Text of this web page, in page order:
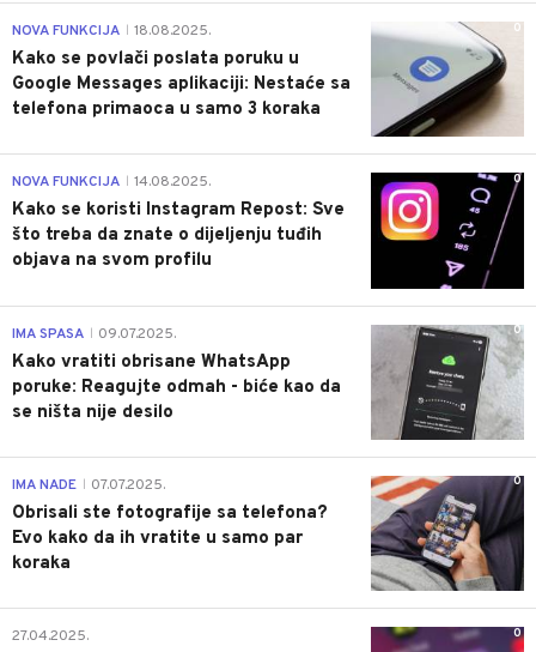
0
NOVA FUNKCIJA 18.08.2025.
Kako se povlači poslata poruku u
Google Messages aplikaciji: Nestaće sa
telefona primaoca u samo 3 koraka
0
NOVA FUNKCIJA 14.08.2025.
Kako se koristi Instagram Repost: Sve
što treba da znate o dijeljenju tuđih
objava na svom profilu
0
IMA SPASA 09.07.2025.
Kako vratiti obrisane WhatsApp
poruke: Reagujte odmah - biće kao da
se ništa nije desilo
0
IMA NADE 07.07.2025.
Obrisali ste fotografije sa telefona?
Evo kako da ih vratite u samo par
koraka
0
27.04.2025.